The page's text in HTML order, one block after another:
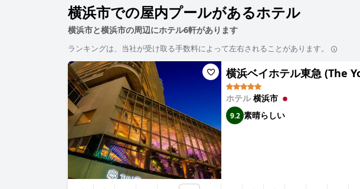
横浜市での屋内プールがあるホテル
横浜市と横浜市の周辺にホテル6軒があります
ランキングは、当社が受け取る手数料によって左右されることがあります。
横浜ベイホテル東急 (The
ホテル横浜市
9.2 素晴らしい